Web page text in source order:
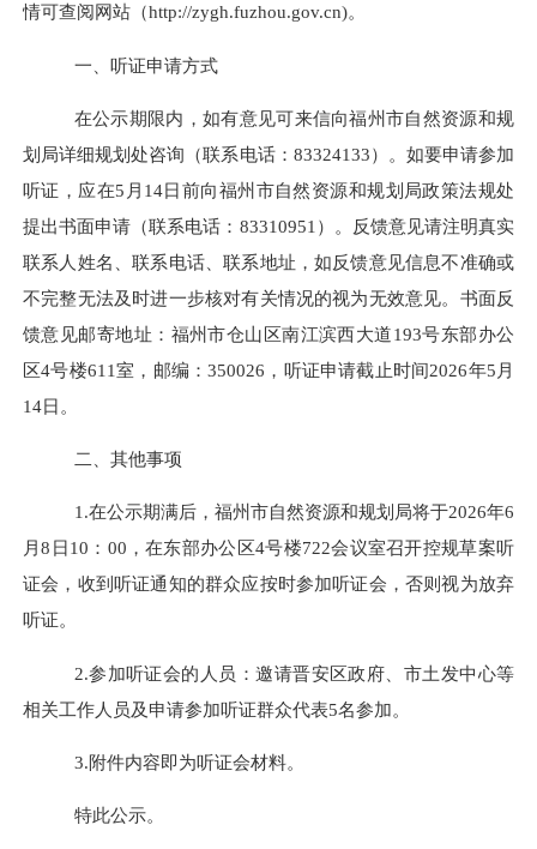
情可查阅网站（http://zygh.fuzhou.gov.cn)。
一、听证申请方式
在公示期限内， 如有意见可来信向福州市自然资源和规
划局详细规划处咨询（联系电话： 83324133）。如要申请参加
听证，应在5 月 14日前向福州市自然资源和规划局政策法规处
提出书面申请（联系电话： 83310951）。反馈意见请注明真实
联系人姓名、联系电话、联系地址，如反馈意见信息不准确或
不完整无法及时进一步核对有关情况的视为无效意见。书面反
馈意见邮寄地址：福州市仓山区南江滨西大道193号东部办公
区4号楼611室，邮编：350026 ，听证申请截止时间2026年5 月
14日 。
二、其他事项
1.在公示期满后，福州市自然资源和规划局将于2026年6
月8日10：00，在东部办公区4号楼722会议室召开控规草案听
证会，收到听证通知的群众应按时参加听证会，否则视为放弃
听证。
2.参加听证会的人员：邀请晋安区政府、市土发中心等
相关工作人员及申请参加听证群众代表5名参加。
3.附件内容即为听证会材料。
特此公示。